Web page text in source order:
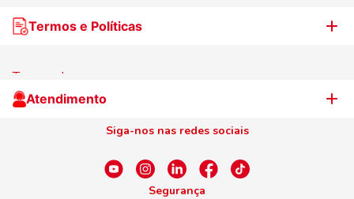
Nossas lojas
Nosso Cartão
WhatsApp de Ofertas
Televendas
Termos e Políticas
Termos de uso
Centro de Privacidade
Atendimento
Siga-nos nas redes sociais
Segurança